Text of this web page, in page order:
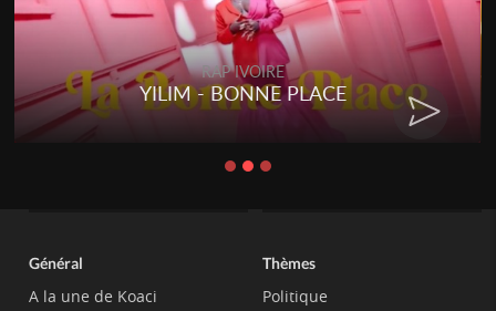
RAP IVOIRE
RENARD BARAKISSA - DOS DE
CHAT
Général
A la une de Koaci
Thèmes
Politique